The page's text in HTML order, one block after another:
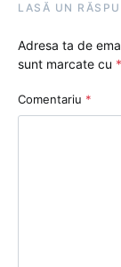
LASĂ UN
Adresa ta de
sunt marcate cu *
Comentariu *